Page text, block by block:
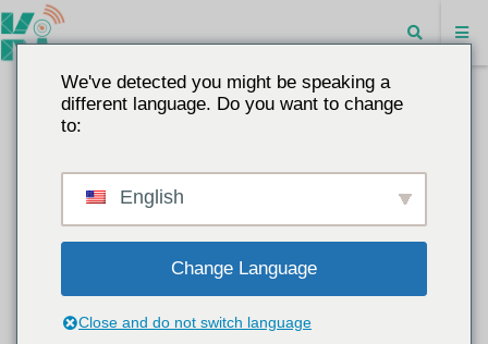
We've detected you might be speaking a
different language. Do you want to change
to:
English
Change Language
Close and do not switch language